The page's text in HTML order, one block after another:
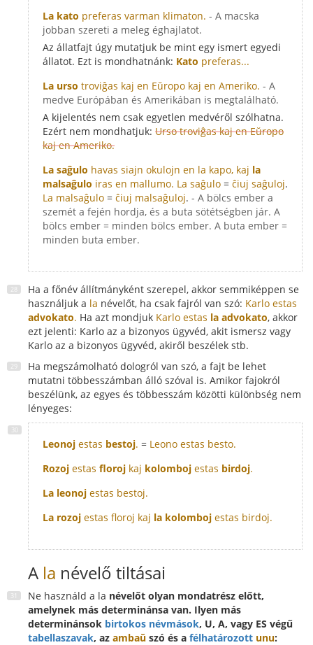
La kato preferas varman klimaton. - A macska
jobban szereti a meleg éghajlatot.
Az állatfajt úgy mutatjuk be mint egy ismert egyedi
állatot. Ezt is mondhatnánk: Kato preferas...
La urso troviĝas kaj en Eŭropo kaj en Ameriko. - A
medve Európában és Amerikában is megtalálható.
A kijelentés nem csak egyetlen medvéről szólhatna.
Ezért nem mondhatjuk: Urso troviĝas kaj en Eŭropo
kaj en Ameriko.
La saĝulo havas siajn okulojn en la kapo, kaj la
malsaĝulo iras en mallumo. La saĝulo = ĉiuj saĝuloj.
La malsaĝulo = ĉiuj malsaĝuloj. - A bölcs ember a
szemét a fején hordja, és a buta sötétségben jár. A
bölcs ember = minden bölcs ember. A buta ember =
minden buta ember.
Ha a főnév állítmányként szerepel, akkor semmiképpen se
használjuk a la névelőt, ha csak fajról van szó: Karlo estas
advokato. Ha azt mondjuk Karlo estas la advokato, akkor
ezt jelenti: Karlo az a bizonyos ügyvéd, akit ismersz vagy
Karlo az a bizonyos ügyvéd, akiről beszélek stb.
Ha megszámolható dologról van szó, a fajt be lehet
mutatni többesszámban álló szóval is. Amikor fajokról
beszélünk, az egyes és többesszám közötti különbség nem
lényeges:
Leonoj estas bestoj. = Leono estas besto.
Rozoj estas floroj kaj kolomboj estas birdoj.
La leonoj estas bestoj.
La rozoj estas floroj kaj la kolomboj estas birdoj.
A la névelő tiltásai
Ne használd a la névelőt olyan mondatrész előtt,
amelynek más determinánsa van. Ilyen más
determinánsok birtokos névmások, U, A, vagy ES végű
tabellaszavak, az ambaŭ szó és a félhatározott unu: